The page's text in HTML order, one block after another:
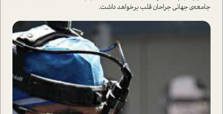
جامعه‌ی جهانی جراحان قلب برخواهد داشت.